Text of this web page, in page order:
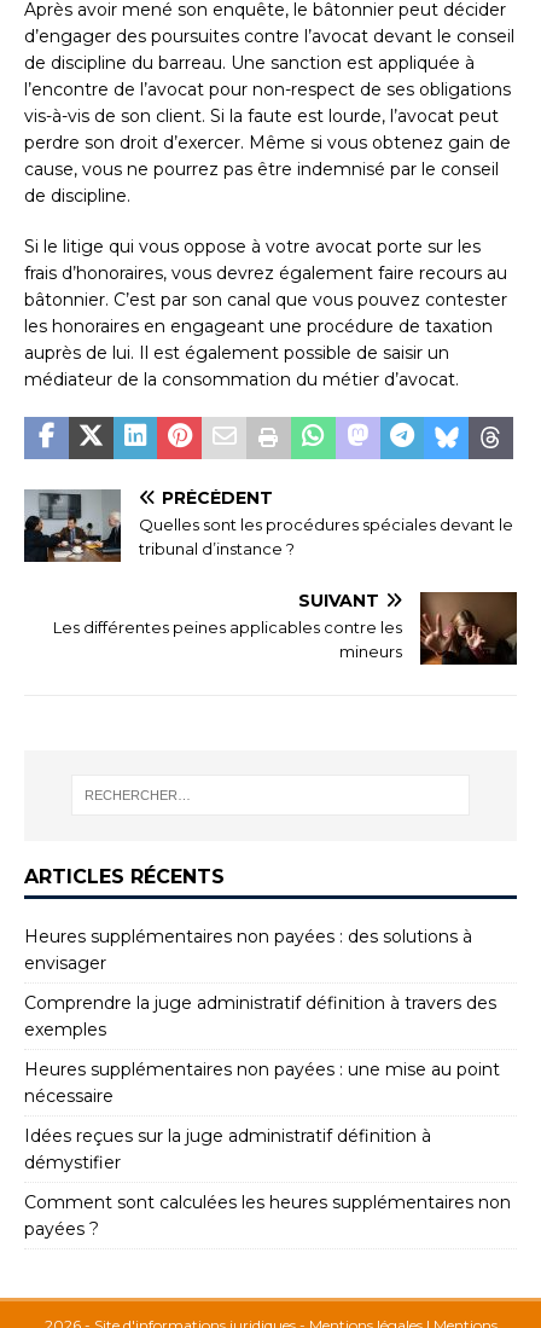
Après avoir mené son enquête, le bâtonnier peut décider
d’engager des poursuites contre l’avocat devant le conseil
de discipline du barreau. Une sanction est appliquée à
l’encontre de l’avocat pour non-respect de ses obligations
vis-à-vis de son client. Si la faute est lourde, l’avocat peut
perdre son droit d’exercer. Même si vous obtenez gain de
cause, vous ne pourrez pas être indemnisé par le conseil
de discipline.
Si le litige qui vous oppose à votre avocat porte sur les
frais d’honoraires, vous devrez également faire recours au
bâtonnier. C’est par son canal que vous pouvez contester
les honoraires en engageant une procédure de taxation
auprès de lui. Il est également possible de saisir un
médiateur de la consommation du métier d’avocat.
PRÉCÉDENT
Quelles sont les procédures spéciales devant le
tribunal d’instance ?
SUIVANT
Les différentes peines applicables contre les
mineurs
ARTICLES RÉCENTS
Heures supplémentaires non payées : des solutions à
envisager
Comprendre la juge administratif définition à travers des
exemples
Heures supplémentaires non payées : une mise au point
nécessaire
Idées reçues sur la juge administratif définition à
démystifier
Comment sont calculées les heures supplémentaires non
payées ?